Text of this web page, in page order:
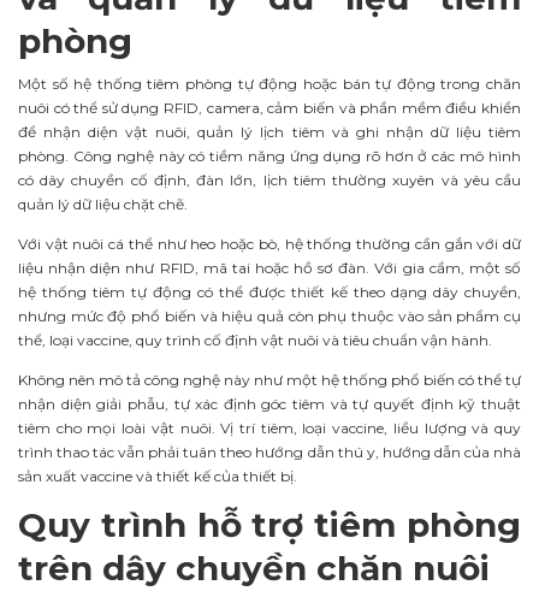
phòng
Một số hệ thống tiêm phòng tự động hoặc bán tự động trong chăn
nuôi có thể sử dụng RFID, camera, cảm biến và phần mềm điều khiển
để nhận diện vật nuôi, quản lý lịch tiêm và ghi nhận dữ liệu tiêm
phòng. Công nghệ này có tiềm năng ứng dụng rõ hơn ở các mô hình
có dây chuyền cố định, đàn lớn, lịch tiêm thường xuyên và yêu cầu
quản lý dữ liệu chặt chẽ.
Với vật nuôi cá thể như heo hoặc bò, hệ thống thường cần gắn với dữ
liệu nhận diện như RFID, mã tai hoặc hồ sơ đàn. Với gia cầm, một số
hệ thống tiêm tự động có thể được thiết kế theo dạng dây chuyền,
nhưng mức độ phổ biến và hiệu quả còn phụ thuộc vào sản phẩm cụ
thể, loại vaccine, quy trình cố định vật nuôi và tiêu chuẩn vận hành.
Không nên mô tả công nghệ này như một hệ thống phổ biến có thể tự
nhận diện giải phẫu, tự xác định góc tiêm và tự quyết định kỹ thuật
tiêm cho mọi loài vật nuôi. Vị trí tiêm, loại vaccine, liều lượng và quy
trình thao tác vẫn phải tuân theo hướng dẫn thú y, hướng dẫn của nhà
sản xuất vaccine và thiết kế của thiết bị.
Quy trình hỗ trợ tiêm phòng
trên dây chuyền chăn nuôi